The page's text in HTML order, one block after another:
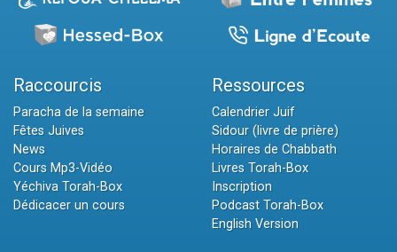
Raccourcis
Paracha de la semaine
Fêtes Juives
News
Cours Mp3-Vidéo
Yéchiva Torah-Box
Dédicacer un cours
Ressources
Calendrier Juif
Sidour (livre de prière)
Horaires de Chabbath
Livres Torah-Box
Inscription
Podcast Torah-Box
English Version